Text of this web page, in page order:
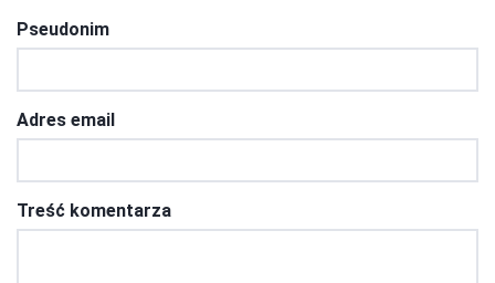
Pseudonim
Adres email
Treść komentarza